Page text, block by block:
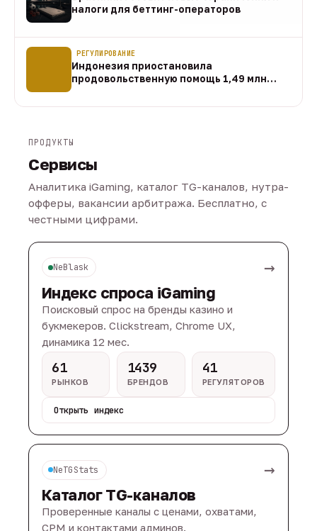
налоги для беттинг-операторов
РЕГУЛИРОВАНИЕ
Индонезия приостановила
продовольственную помощь 1,49 млн
ПРОДУКТЫ
Сервисы
Аналитика iGaming, каталог TG-каналов, нутра-
офферы, вакансии арбитража. Бесплатно, с
честными цифрами.
NeBlask →
Индекс спроса iGaming
Поисковый спрос на бренды казино и
букмекеров. Clickstream, Chrome UX,
динамика 12 мес.
61
РЫНКОВ
1439
БРЕНДОВ
41
РЕГУЛЯТОРОВ
Открыть индекс
NeTGStats →
Каталог TG-каналов
Проверенные каналы с ценами, охватами,
CPM и контактами админов.